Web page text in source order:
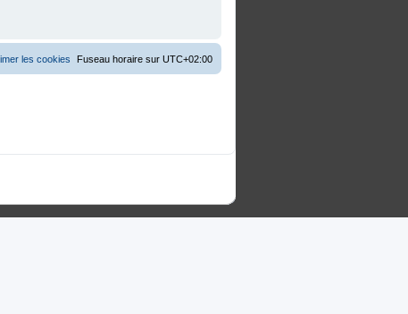
Fuseau horaire sur UTC+02:00
les cookies